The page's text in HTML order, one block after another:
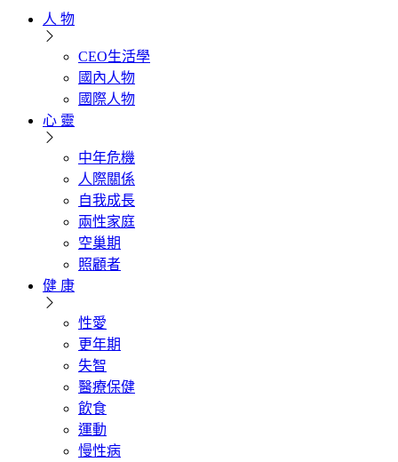
人 物
CEO生活學
國內人物
國際人物
心 靈
中年危機
人際關係
自我成長
兩性家庭
空巢期
照顧者
健 康
性愛
更年期
失智
醫療保健
飲食
運動
慢性病